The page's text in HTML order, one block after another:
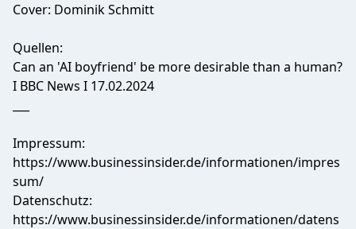
Cover: Dominik Schmitt
Quellen:
Can an 'AI boyfriend' be more desirable than a human?
I BBC News I 17.02.2024
Impressum:
https://www.businessinsider.de/informationen/impres
sum/
Datenschutz:
https://www.businessinsider.de/informationen/datens